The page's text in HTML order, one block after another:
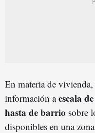
En materia de
información aescala
hasta de barrio sobre
disponibles en una